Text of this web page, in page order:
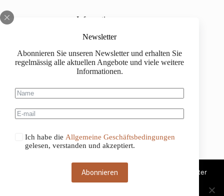
Newsletter
Abonnieren Sie unseren Newsletter und erhalten Sie
regelmässig alle aktuellen Angebote und viele weitere
Informationen.
Ich habe die Allgemeine Geschäftsbedingungen
gelesen, verstanden und akzeptiert.
Abonnieren
Informationen
Über uns
Impressum
Kaufinformationen
Allgemeine Geschäftsbedingungen
Diese Website benutzt Cookies. Wenn du die Website weiter
nutzt, gehen wir von deinem Einverständnis aus.